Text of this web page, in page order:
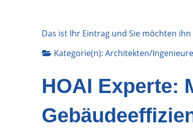
Das ist Ihr Eintrag und Sie möchten
Kategorie(n): Architekten/Ingenieure
HOAI Experte: